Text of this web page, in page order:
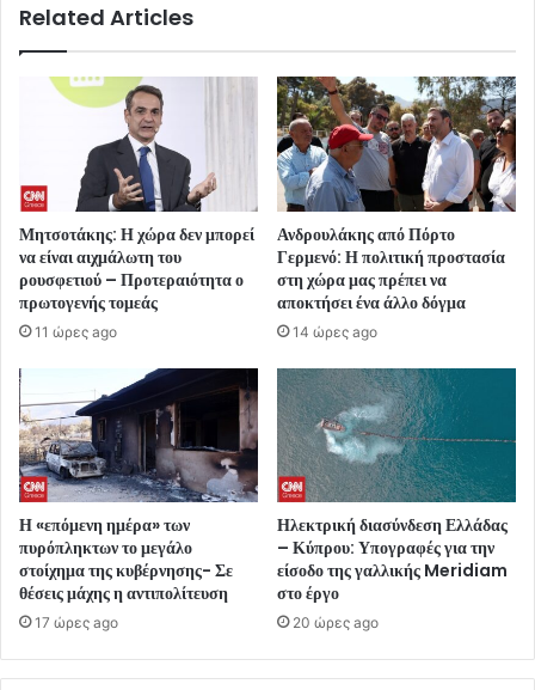
Related Articles
Μητσοτάκης: Η χώρα δεν μπορεί
να είναι αιχμάλωτη του
ρουσφετιού – Προτεραιότητα ο
πρωτογενής τομεάς
11 ώρες ago
Ανδρουλάκης από Πόρτο
Γερμενό: Η πολιτική προστασία
στη χώρα μας πρέπει να
αποκτήσει ένα άλλο δόγμα
14 ώρες ago
Η «επόμενη ημέρα» των
πυρόπληκτων το μεγάλο
στοίχημα της κυβέρνησης- Σε
θέσεις μάχης η αντιπολίτευση
17 ώρες ago
Ηλεκτρική διασύνδεση Ελλάδας
– Κύπρου: Υπογραφές για την
είσοδο της γαλλικής Meridiam
στο έργο
20 ώρες ago